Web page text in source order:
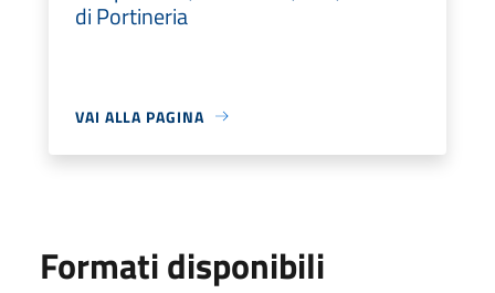
di Portineria
VAI ALLA PAGINA
Formati disponibili